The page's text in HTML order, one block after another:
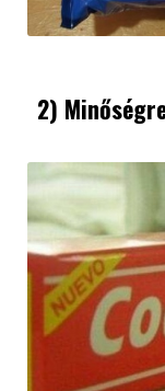
2)